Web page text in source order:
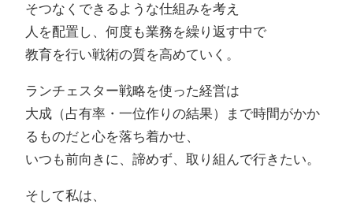
そつなくできるような仕組みを考え
人を配置し、何度も業務を繰り返す中で
教育を行い戦術の質を高めていく。
ランチェスター戦略を使った経営は
大成（占有率・一位作りの結果）まで時間がかか
るものだと心を落ち着かせ、
いつも前向きに、諦めず、取り組んで行きたい。
そして私は、